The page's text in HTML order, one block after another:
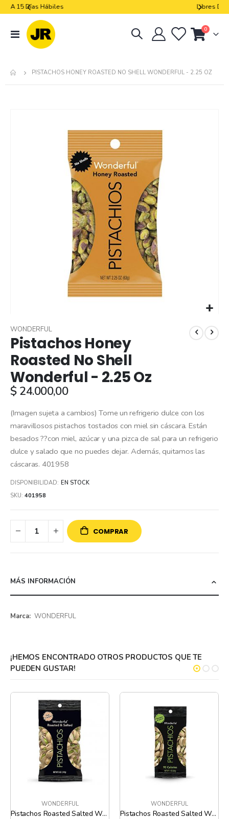
navegación
Cart
0artículos
PISTACHOS HONEY ROASTED NO SHELL WONDERFUL - 2.25 OZ
to
the
beginning
of
the
images
gallery
Pistachos Honey
Roasted No Shell
Wonderful - 2.25 Oz
WONDERFUL
$ 24.000,00
(Imagen sujeta a cambios) Tome un refrigerio dulce con los
maravillosos pistachos tostados con miel sin cáscara. Están
besados ??con miel, azúcar y una pizca de sal para un refrigerio
dulce y salado que no puedes dejar. Además, quitamos las
cáscaras. 401958
DISPONIBILIDAD: EN STOCK
SKU 401958
COMPRAR
MÁS INFORMACIÓN
Más
WONDERFUL
¡HEMOS ENCONTRADO OTROS PRODUCTOS QUE TE
PUEDEN GUSTAR!
WONDERFUL
Pistachos Roasted Salted Wonderful - 5 Oz
WONDERFUL
Pistachos Roasted Salted Wonderful - 1 Oz